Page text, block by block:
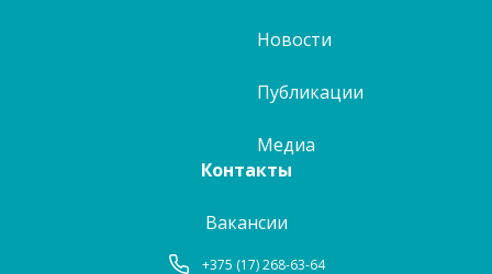
Новости
Публикации
Медиа
Контакты
Вакансии
+375 (17) 268-63-64